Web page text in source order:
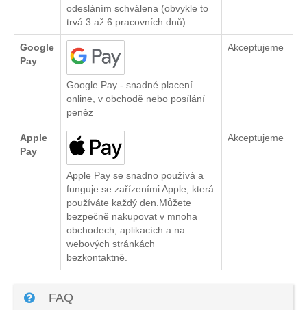
odesláním schválena (obvykle to
trvá 3 až 6 pracovních dnů)
Google
Pay
Google Pay - snadné placení
online, v obchodě nebo posílání
peněz
Akceptujeme
Apple
Pay
Apple Pay se snadno používá a
funguje se zařízeními Apple, která
používáte každý den.Můžete
bezpečně nakupovat v mnoha
obchodech, aplikacích a na
webových stránkách
bezkontaktně.
Akceptujeme
FAQ